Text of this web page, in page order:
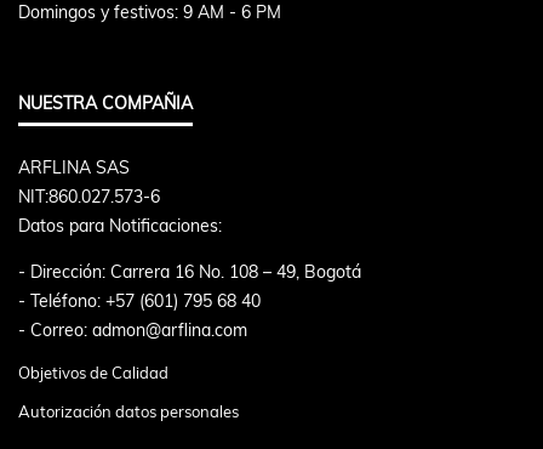
Domingos y festivos: 9 AM - 6 PM
NUESTRA COMPAÑIA
ARFLINA SAS
NIT:860.027.573-6
Datos para Notificaciones:
- Dirección: Carrera 16 No. 108 – 49, Bogotá
- Teléfono: +57 (601) 795 68 40
- Correo: admon@arflina.com
Objetivos de Calidad
Autorización datos personales